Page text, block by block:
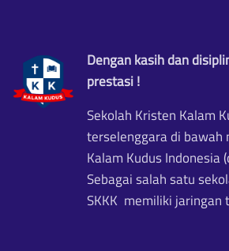
Dengan kasih dan
prestasi !
Sekolah Kristen Kalam
terselenggara di bawah
Kalam Kudus Indonesia
Sebagai salah satu
SKKK memiliki jaringan